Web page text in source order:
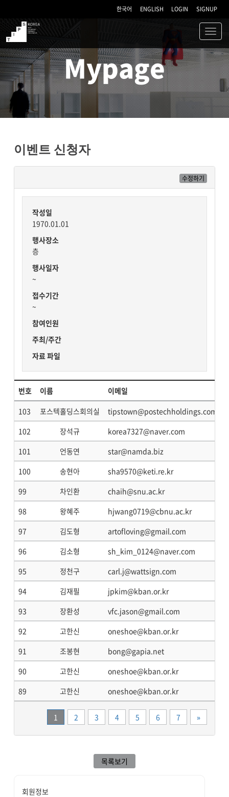
한국어 ENGLISH LOGIN SIGNUP
TIPS
Mypage
이벤트 신청자
수정하기
작성일
1970.01.01
행사장소
층
행사일자
~
접수기간
~
참여인원
주최/주간
자료 파일
번호 이름 이메일
103
포스텍홀딩스회의실 tipstown@postechholdings.com
102
장석규 korea7327@naver.com
101
언동연 star@namda.biz
100
송현아 sha9570@keti.re.kr
99
차인환 chaih@snu.ac.kr
98
왕혜주 hjwang0719@cbnu.ac.kr
97
김도형 artofloving@gmail.com
96
김소형 sh_kim_0124@naver.com
95
정천구 carl.j@wattsign.com
94
김재필 jpkim@kban.or.kr
93
장환성 vfc.jason@gmail.com
92
고한신 oneshoe@kban.or.kr
91
조봉현 bong@gapia.net
90
고한신 oneshoe@kban.or.kr
89
고한신 oneshoe@kban.or.kr
1 2 3 4 5 6 7 »끝
목록보기
회원정보